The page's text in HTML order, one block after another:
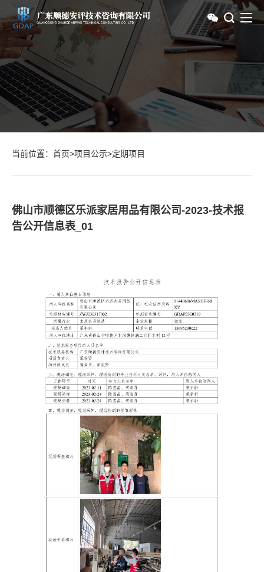
当前位置： 首页>项目公示>定期项目
佛山市顺德区乐派家居用品有限公司-2023-技术报
告公开信息表_01